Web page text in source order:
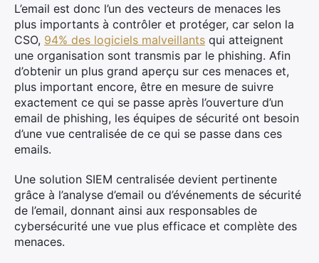
L’email est donc l’un des vecteurs de menaces les
plus importants à contrôler et protéger, car selon la
CSO, 94% des logiciels malveillants qui atteignent
une organisation sont transmis par le phishing. Afin
d’obtenir un plus grand aperçu sur ces menaces et,
plus important encore, être en mesure de suivre
exactement ce qui se passe après l’ouverture d’un
email de phishing, les équipes de sécurité ont besoin
d’une vue centralisée de ce qui se passe dans ces
emails.
Une solution SIEM centralisée devient pertinente
grâce à l’analyse d’email ou d’événements de sécurité
de l’email, donnant ainsi aux responsables de
cybersécurité une vue plus efficace et complète des
menaces.